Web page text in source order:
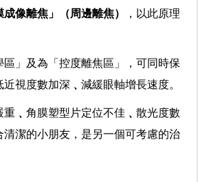
成像離焦」（周邊離焦）
，以此原理
區」及為「控度離焦區」，可同時保
近視度數加深 ﹑ 減緩眼軸增長速度。
重﹑ 角膜塑型片定位不佳﹑ 散光度數
清潔的小朋友，是另一個可考慮的治